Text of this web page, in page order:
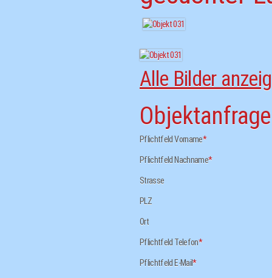
Alle Bilder
Objektanfrage
Pflichtfeld Vorname*
Pflichtfeld Nachname*
Strasse
PLZ
Ort
Pflichtfeld Telefon*
Pflichtfeld E-Mail*